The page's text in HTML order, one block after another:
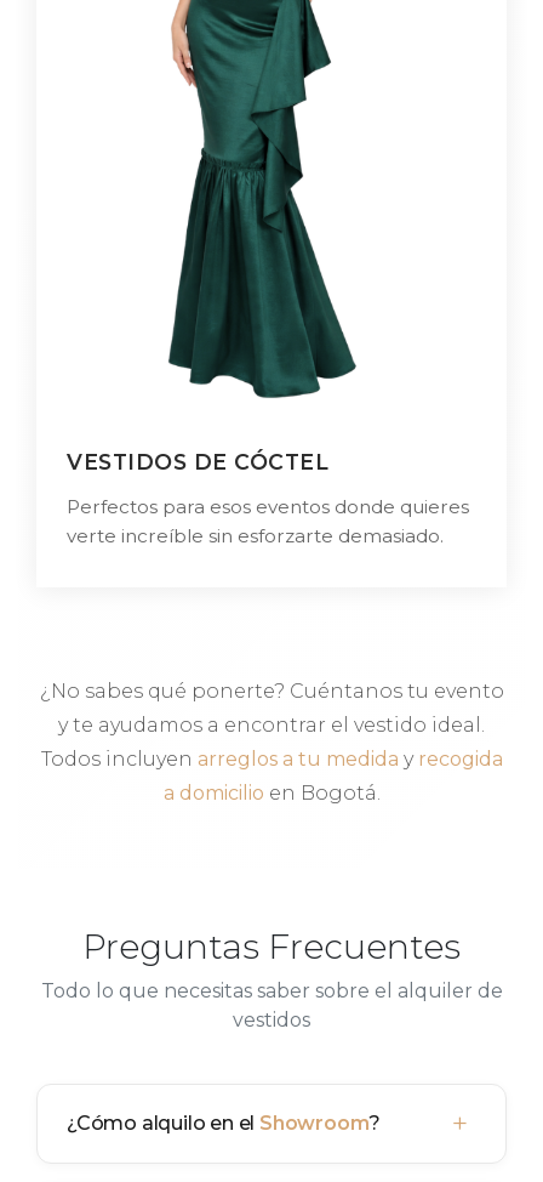
VESTIDOS DE CÓCTEL
Perfectos para esos eventos donde quieres
verte increíble sin esforzarte demasiado.
¿No sabes qué ponerte? Cuéntanos tu evento
y te ayudamos a encontrar el vestido ideal.
Todos incluyen arreglos a tu medida y recogida
a domicilio en Bogotá.
Preguntas Frecuentes
Todo lo que necesitas saber sobre el alquiler de
vestidos
¿Cómo alquilo en el Showroom? +